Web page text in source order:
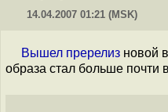
14.04.2007 01:21 (MSK)
Вышел пререлиз новой
образа стал больше почти